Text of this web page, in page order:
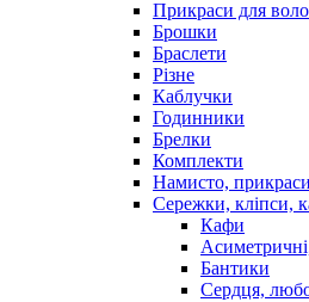
Прикраси для
Брошки
Браслети
Різне
Каблучки
Годинники
Брелки
Комплекти
Намисто,
Сережки, кліпси,
Кафи
Бантики
Сердця,